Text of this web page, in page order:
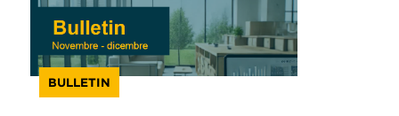
BULLETIN